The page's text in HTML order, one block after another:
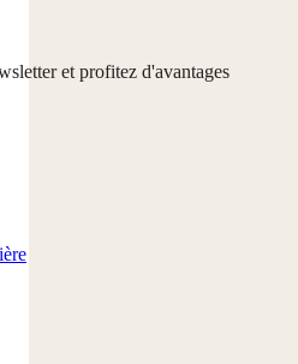
et profitez d'avantages